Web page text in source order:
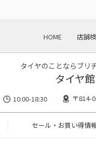
HOME 店舗
タイヤのことならブリ
タイヤ
10:00-18:30 〒814-
セール・お買い得情